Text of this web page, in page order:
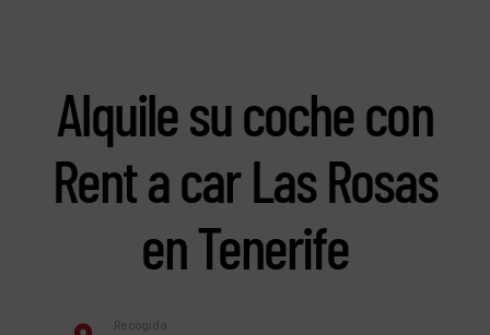
Alquile su coche con
Rent a car Las Rosas
en Tenerife